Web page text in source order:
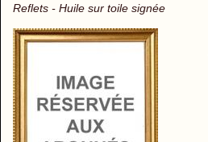
Reflets - Huile sur toile signée